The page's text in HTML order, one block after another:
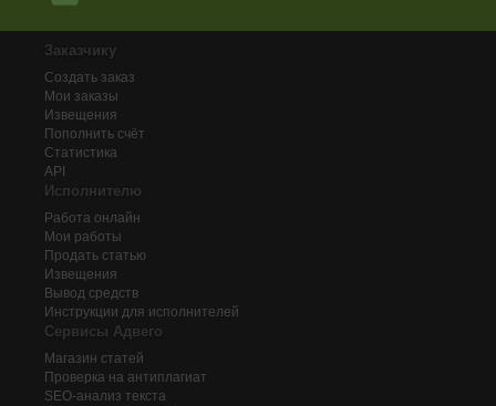
Заказчику
Создать заказ
Мои заказы
Извещения
Пополнить счёт
Статистика
API
Исполнителю
Работа онлайн
Мои работы
Продать статью
Извещения
Вывод средств
Инструкции для исполнителей
Сервисы Адвего
Магазин статей
Проверка на антиплагиат
SEO-анализ текста